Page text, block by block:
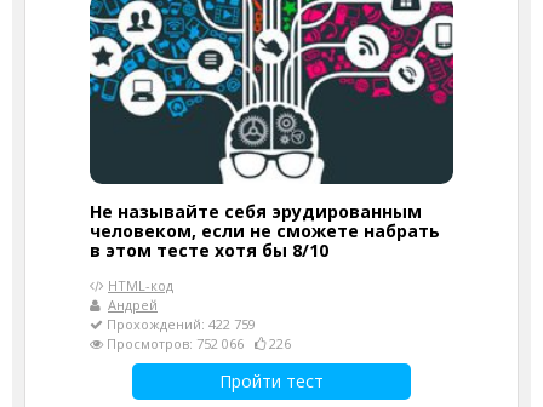
Не называйте себя эрудированным
человеком, если не сможете набрать
в этом тесте хотя бы 8/10
HTML-код
Андрей
Прохождений: 422 759
Просмотров: 752 066
226
Пройти тест